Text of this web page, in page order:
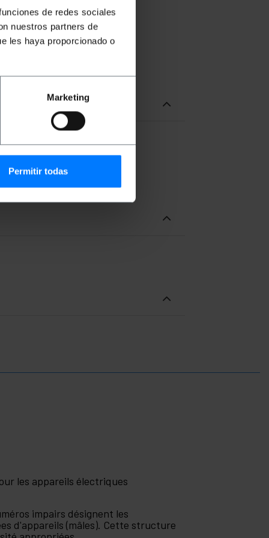
de redes sociales
nuestros partners de
les haya proporcionado o
Marketing
Permitir todas
les appareils électriques
impairs désignent les
d'appareils (mâles). Cette structure